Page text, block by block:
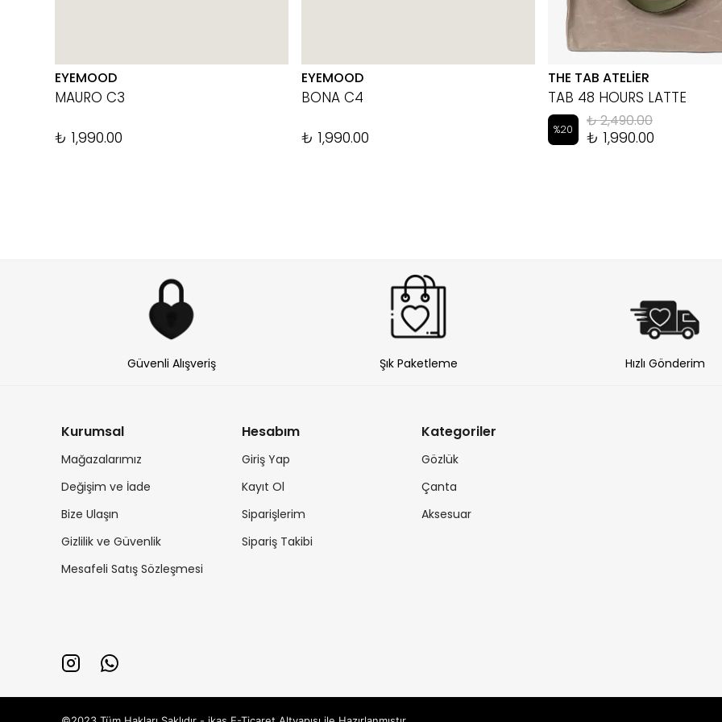
EYEMOOD
MAURO C3
₺ 1,990.00
EYEMOOD
BONA C4
₺ 1,990.00
THE TAB ATELİER
TAB 48 HOURS LATTE
%20 ₺ 2,490.00
₺ 1,990.00
Güvenli Alışveriş Şık Paketleme Hızlı Gönderim
Kurumsal
Mağazalarımız
Değişim ve İade
Bize Ulaşın
Gizlilik ve Güvenlik
Mesafeli Satış Sözleşmesi
Hesabım
Giriş Yap
Kayıt Ol
Siparişlerim
Sipariş Takibi
Kategoriler
Gözlük
Çanta
Aksesuar